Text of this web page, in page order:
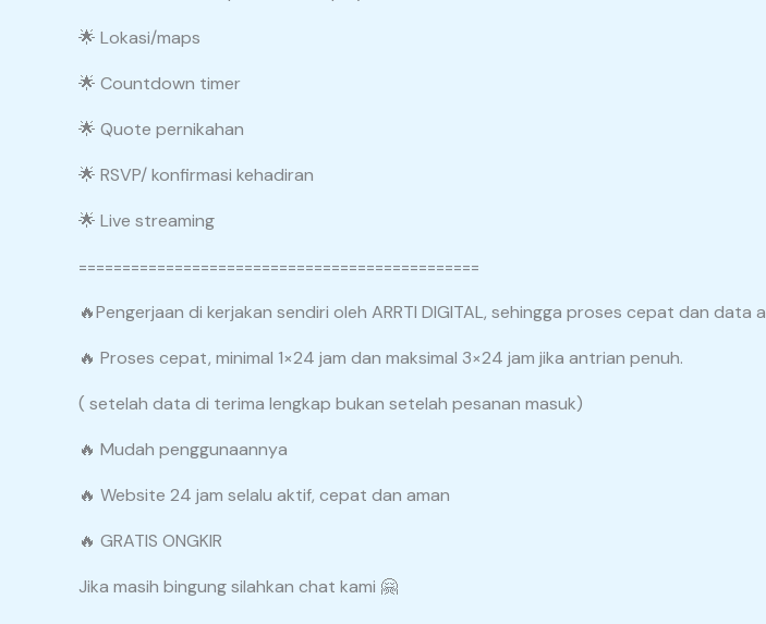
🌟 Lokasi/maps
🌟 Countdown timer
🌟 Quote pernikahan
🌟 RSVP/ konfirmasi kehadiran
🌟 Live streaming
==============================================
🔥Pengerjaan di kerjakan sendiri oleh ARRTI DIGITAL, sehingga proses cepat dan data
🔥 Proses cepat, minimal 1×24 jam dan maksimal 3×24 jam jika antrian penuh.
( setelah data di terima lengkap bukan setelah pesanan masuk)
🔥 Mudah penggunaannya
🔥 Website 24 jam selalu aktif, cepat dan aman
🔥 GRATIS ONGKIR
Jika masih bingung silahkan chat kami 🤗